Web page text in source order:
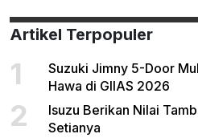
Artikel Terpopuler
1
Suzuki Jimny 5-Door
Hawa di GIIAS 2026
2
Isuzu Berikan Nilai
Setianya